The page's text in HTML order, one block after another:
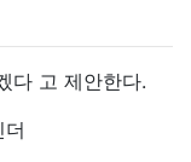
다 고 제안한다.